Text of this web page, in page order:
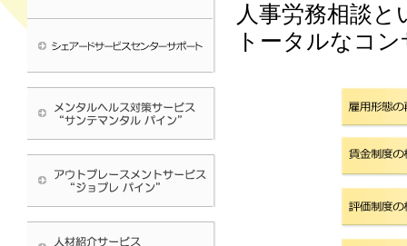
人事労務相談
トータルなコ